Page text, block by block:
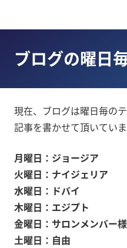
ブログの曜日
現在、ブログは曜日毎の
記事を書かせて頂いていま
月曜日：ジョージア
火曜日：ナイジェリア
水曜日：ドバイ
木曜日：エジプト
金曜日：サロンメンバー
土曜日：自由